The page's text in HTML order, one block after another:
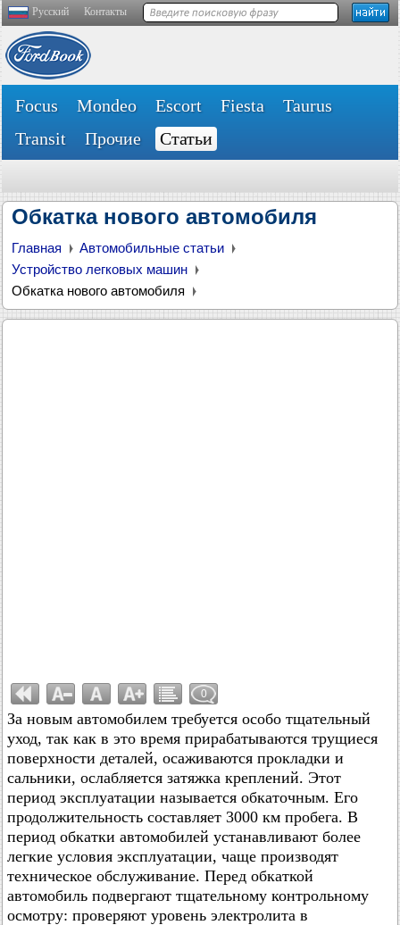
Русский Контакты
Focus Mondeo Escort Fiesta
Taurus
Transit
Прочие Статьи
Обкатка нового автомобиля
Главная
Автомобильные статьи
Устройство легковых машин
Обкатка нового автомобиля
0
За новым автомобилем требуется особо тщательный
уход, так как в это время прирабатываются трущиеся
поверхности деталей, осаживаются прокладки и
сальники, ослабляется затяжка креплений. Этот
период эксплуатации называется обкаточным. Его
продолжительность составляет 3000 км пробега. В
период обкатки автомобилей устанавливают более
легкие условия эксплуатации, чаще производят
техническое обслуживание. Перед обкаткой
автомобиль подвергают тщательному контрольному
осмотру: проверяют уровень электролита в